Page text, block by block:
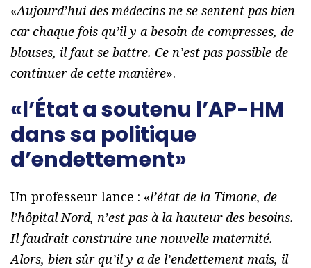
«Aujourd’hui des médecins ne se sentent pas bien
car chaque fois qu’il y a besoin de compresses, de
blouses, il faut se battre. Ce n’est pas possible de
continuer de cette manière».
«l’État a soutenu l’AP-HM
dans sa politique
d’endettement»
Un professeur lance : «l’état de la Timone, de
l’hôpital Nord, n’est pas à la hauteur des besoins.
Il faudrait construire une nouvelle maternité.
Alors, bien sûr qu’il y a de l’endettement mais, il